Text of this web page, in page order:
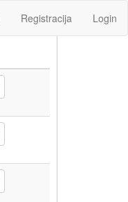
Registracija Login